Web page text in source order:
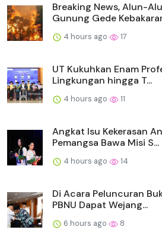
Breaking News, Alun-
Gunung Gede
4 hours ago 17
UT Kukuhkan Enam
Lingkungan hingga T...
4 hours ago 11
Angkat Isu Kekerasan
Pemangsa Bawa Misi S...
4 hours ago 14
Di Acara Peluncuran
PBNU Dapat Wejang...
6 hours ago 8